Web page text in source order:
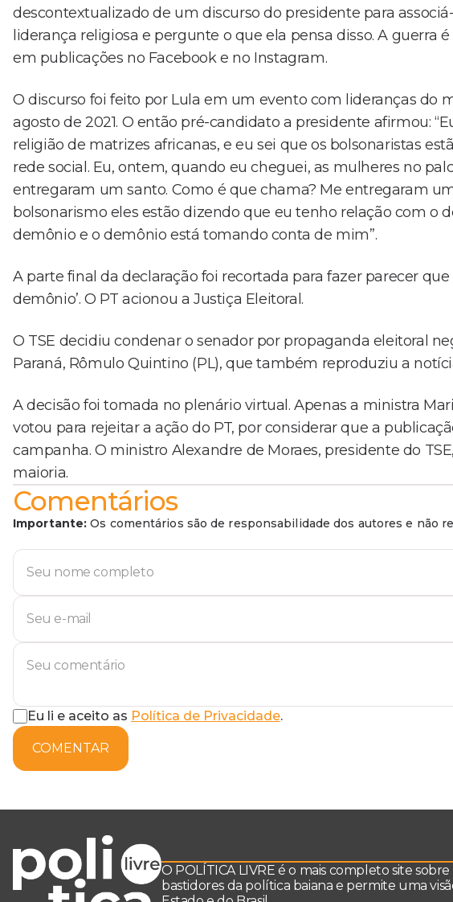
descontextualizado de um discurso do presidente para
liderança religiosa e pergunte o que ela pensa disso. A guerra
em publicações no Facebook e no Instagram.
O discurso foi feito por Lula em um evento com lideranças do
agosto de 2021. O então pré-candidato a presidente afirmou:
religião de matrizes africanas, e eu sei que os bolsonaristas
rede social. Eu, ontem, quando eu cheguei, as mulheres no
entregaram um santo. Como é que chama? Me entregaram
bolsonarismo eles estão dizendo que eu tenho relação com o
demônio e o demônio está tomando conta de mim”.
A parte final da declaração foi recortada para fazer parecer
demônio’. O PT acionou a Justiça Eleitoral.
O TSE decidiu condenar o senador por propaganda eleitoral
Paraná, Rômulo Quintino (PL), que também reproduziu a
A decisão foi tomada no plenário virtual. Apenas a ministra
votou para rejeitar a ação do PT, por considerar que a
campanha. O ministro Alexandre de Moraes, presidente do
maioria.
Comentários
Importante: Os comentários são de responsabilidade dos autores e não
Eu li e aceito as Política de Privacidade.
COMENTAR
O POLÍTICA LIVRE é o mais completo site
bastidores da política baiana e permite uma